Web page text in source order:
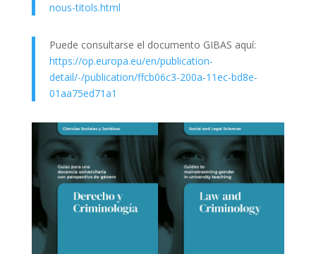
nous-titols.html
Puede consultarse el documento GIBAS aquí:
https://op.europa.eu/en/publication-
detail/-/publication/ffcb06c3-200a-11ec-bd8e-
01aa75ed71a1